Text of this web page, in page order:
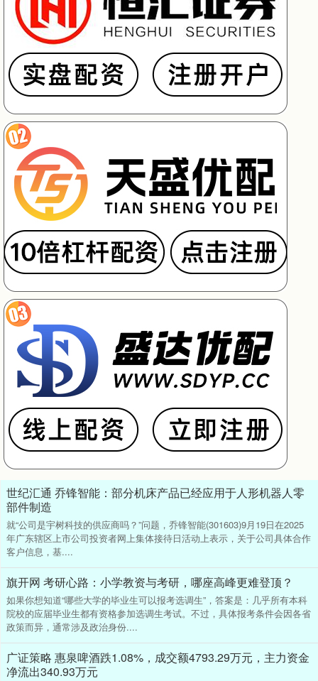
世纪汇通 乔锋智能：部分机床产品已经应用于人形机器人零
部件制造
就“公司是宇树科技的供应商吗？”问题，乔锋智能(301603)9月19日在2025
年广东辖区上市公司投资者网上集体接待日活动上表示，关于公司具体合作
客户信息，基....
旗开网 考研心路：小学教资与考研，哪座高峰更难登顶？
如果你想知道“哪些大学的毕业生可以报考选调生”，答案是：几乎所有本科
院校的应届毕业生都有资格参加选调生考试。不过，具体报考条件会因各省
政策而异，通常涉及政治身份....
广证策略 惠泉啤酒跌1.08%，成交额4793.29万元，主力资金
净流出340.93万元